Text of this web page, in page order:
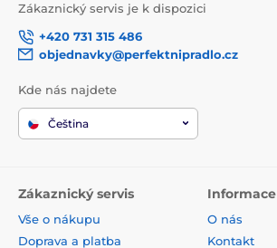
Zákaznický servis je k dispozici
+420 731 315 486
objednavky@perfektnipradlo.cz
Kde nás najdete
Čeština
Zákaznický servis
Vše o nákupu
Doprava a platba
Informace
O nás
Kontakt